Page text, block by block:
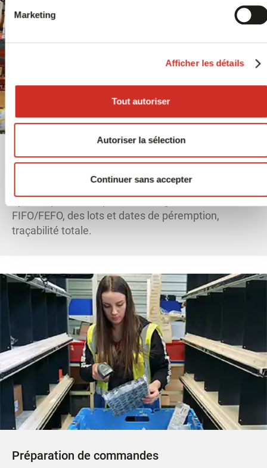
Marketing
Afficher les détails
Tout autoriser
Autoriser la sélection
Continuer sans accepter
Stockage
Optimisation du plan de masse, affectation
dynamique des emplacements, gestion des
FIFO/FEFO, des lots et dates de péremption,
traçabilité totale.
Préparation de commandes